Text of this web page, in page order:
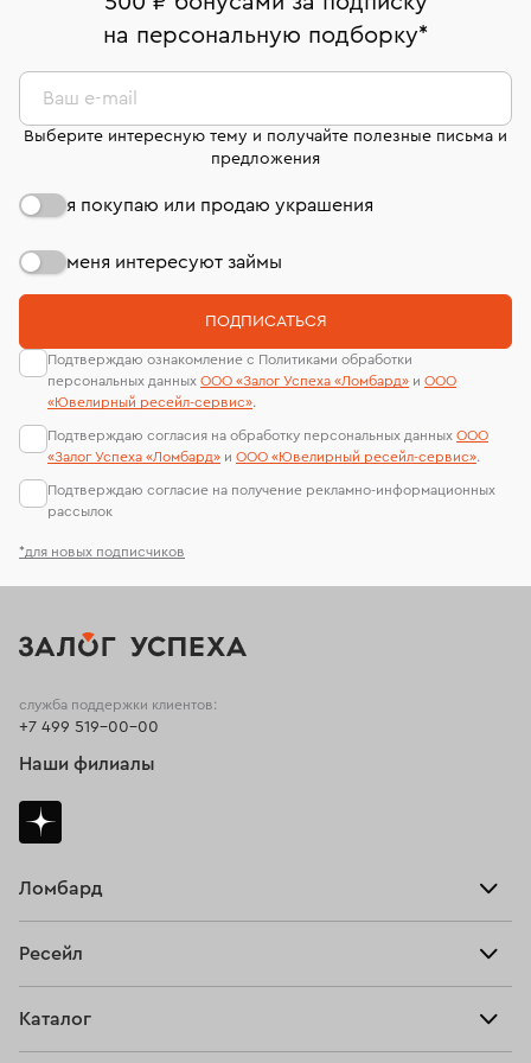
право передумать, если изделие вам не подошло. 7
дней на возврат. Детальные условия возврата
комиссионных украшений и часов смотрите на
странице«Возврат украшений»
На особо ценные изделия получены
сертификаты МГУ и других геммологических
лабораторий
на персональную подборку*
*для новых подписчиков
Ваш e-mail
Выберите интересную тему и получайте полезные письма и
предложения
я покупаю или продаю украшения
меня интересуют займы
ПОДПИСАТЬСЯ
Подтверждаю ознакомление с Политиками обработки
персональных данных ООО «Залог Успеха «Ломбард» и ООО
«Ювелирный ресейл-сервиc».
Подтверждаю согласия на обработку персональных данных ООО
«Залог Успеха «Ломбард» и ООО «Ювелирный ресейл-сервиc».
Подтверждаю согласие на получение рекламно-информационных
рассылок
Ломбард
Тарифы
Ресейл
Каталог
служба поддержки клиентов:
+7 499 519-00-00
Наши филиалы